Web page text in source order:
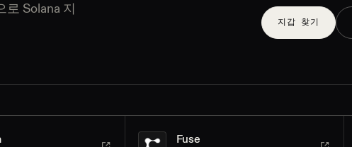
Solana 지
지갑 찾기
Fuse